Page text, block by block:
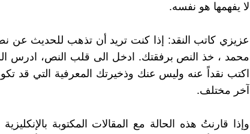
لا يفهمها هو نفسه.
عزيزي كاتب النقد: إذا كنت تريد أن تذهب للحديث عن
محمد ، خذ النص برفقتك. ادخل الى قلب النص، ادرس
اكتب نقداً عنه وليس عنك وذخيرتك المعرفية التي قد
آخر مختلف.
وإذا قارنتُ هذه الحالة مع المقالات المكتوبة